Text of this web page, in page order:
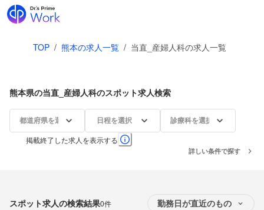
TOP / 熊本の求人一覧 / 当直_産婦人科の求人一覧
熊本県の当直_産婦人科のスポット求人検索
都道府県を選択 日程を選択 診療科を選択
掲載終了した求人を表示する
詳しい条件で探す
スポット求人の検索結果0件 勤務日が直近のもの